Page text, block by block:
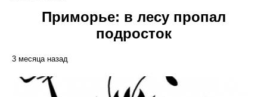
Приморье: в лесу пропал
подросток
3 месяца назад